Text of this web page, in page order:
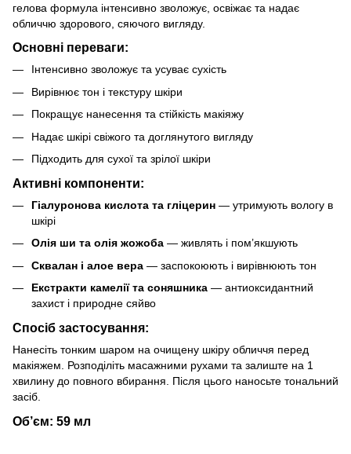
гелова формула інтенсивно зволожує, освіжає та надає
обличчю здорового, сяючого вигляду.
Основні переваги:
Інтенсивно зволожує та усуває сухість
Вирівнює тон і текстуру шкіри
Покращує нанесення та стійкість макіяжу
Надає шкірі свіжого та доглянутого вигляду
Підходить для сухої та зрілої шкіри
Активні компоненти:
Гіалуронова кислота та гліцерин — утримують вологу в
шкірі
Олія ши та олія жожоба — живлять і пом’якшують
Сквалан і алое вера — заспокоюють і вирівнюють тон
Екстракти камелії та соняшника — антиоксидантний
захист і природне сяйво
Спосіб застосування:
Нанесіть тонким шаром на очищену шкіру обличчя перед
макіяжем. Розподіліть масажними рухами та залиште на 1
хвилину до повного вбирання. Після цього наносьте тональний
засіб.
Об’єм: 59 мл